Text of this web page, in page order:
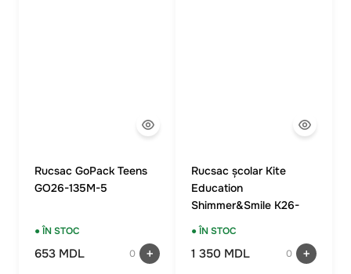
Rucsac GoPack Teens
GO26-135M-5
● ÎN STOC
653 MDL 0
Rucsac școlar Kite
Education
Shimmer&Smile K26-
585M-2
● ÎN STOC
1 350 MDL 0